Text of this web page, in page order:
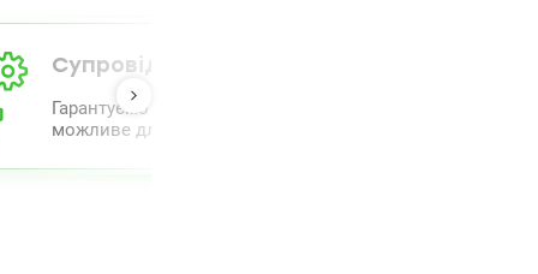
Супровід від А до Я
Гарантуємо повний комплекс супроводу та
можливе для полегшення процесу.